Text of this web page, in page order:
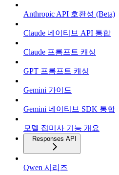
Anthropic API 호환성 (Beta)
Claude 네이티브 API 통합
Claude 프롬프트 캐싱
GPT 프롬프트 캐싱
Gemini 가이드
Gemini 네이티브 SDK 통합
모델 접미사 기능 개요
Responses API
Qwen 시리즈